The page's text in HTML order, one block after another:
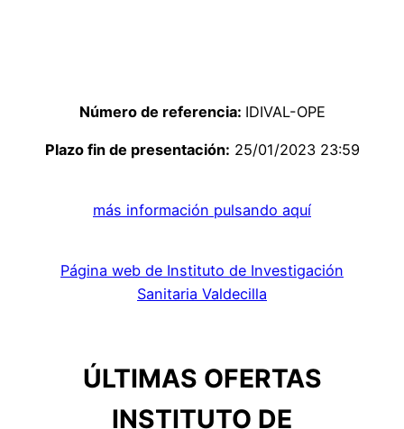
Número de referencia: IDIVAL-OPE
Plazo fin de presentación: 25/01/2023 23:59
más información pulsando aquí
Página web de Instituto de Investigación
Sanitaria Valdecilla
ÚLTIMAS OFERTAS
INSTITUTO DE